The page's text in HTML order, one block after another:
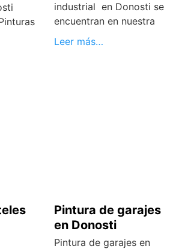
industrial en Donosti se
encuentran en nuestra
Leer más…
Pintura de garajes
en Donosti
Pintura de garajes en